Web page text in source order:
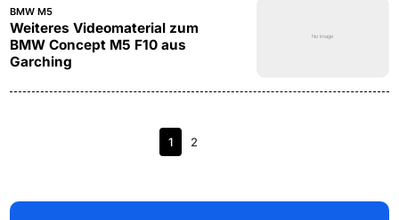
BMW M5
Weiteres Videomaterial zum
BMW Concept M5 F10 aus
Garching
1 2